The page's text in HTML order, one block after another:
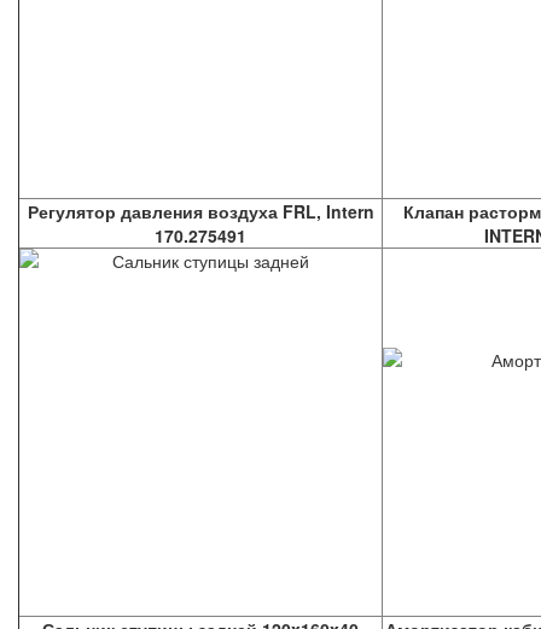
Регулятор давления воздуха FRL, Intern
170.275491
Клапан